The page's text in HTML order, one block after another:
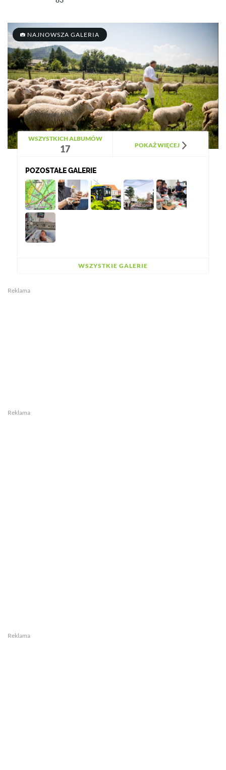
NAJNOWSZA GALERIA
WSZYSTKICH ALBUMÓW
17 POKAŻ WIĘCEJ
POZOSTAŁE GALERIE
WSZYSTKIE GALERIE
Reklama
Reklama
Reklama